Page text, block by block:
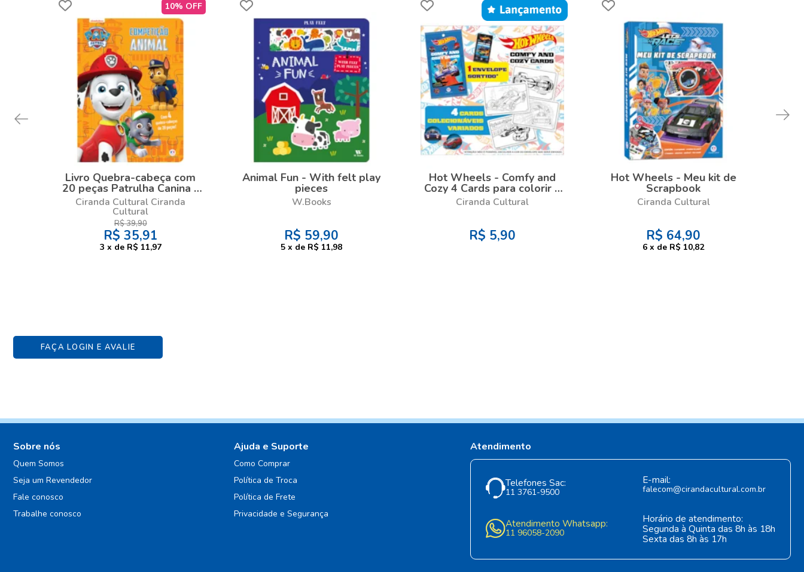
10% OFF
Livro Quebra-cabeça com
20 peças Patrulha Canina -
Competição animal
Ciranda Cultural Ciranda
Cultural
R$39,90
R$ 35,91
3 x de R$ 11,97
Animal Fun - With felt play
pieces
W.Books
R$ 59,90
5 x de R$ 11,98
Hot Wheels - Comfy and
Cozy 4 Cards para colorir e
colecionar
Ciranda Cultural
R$ 5,90
Hot Wheels - Meu kit de
Scrapbook
Ciranda Cultural
R$ 64,90
6 x de R$ 10,82
FAÇA LOGIN E AVALIE
Sobre nós
Quem Somos
Seja um Revendedor
Fale conosco
Trabalhe conosco
Ajuda e Suporte
Como Comprar
Política de Troca
Política de Frete
Privacidade e Segurança
Atendimento
Telefones Sac:
11 3761-9500
E-mail:
falecom@cirandacultural.com.br
Atendimento Whatsapp:
11 96058-2090
Horário de atendimento:
Segunda à Quinta das 8h às 18h
Sexta das 8h às 17h